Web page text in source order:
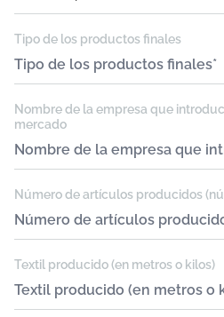
Tipo de los productos finales
Nombre de la empresa que
mercado
Número de artículos producidos
Textil producido (en metros o kilos)